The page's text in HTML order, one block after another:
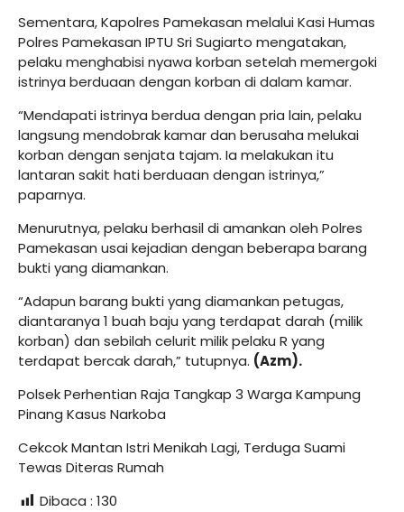
Sementara, Kapolres Pamekasan melalui Kasi Humas
Polres Pamekasan IPTU Sri Sugiarto mengatakan,
pelaku menghabisi nyawa korban setelah memergoki
istrinya berduaan dengan korban di dalam kamar.
“Mendapati istrinya berdua dengan pria lain, pelaku
langsung mendobrak kamar dan berusaha melukai
korban dengan senjata tajam. Ia melakukan itu
lantaran sakit hati berduaan dengan istrinya,”
paparnya.
Menurutnya, pelaku berhasil di amankan oleh Polres
Pamekasan usai kejadian dengan beberapa barang
bukti yang diamankan.
“Adapun barang bukti yang diamankan petugas,
diantaranya 1 buah baju yang terdapat darah (milik
korban) dan sebilah celurit milik pelaku R yang
terdapat bercak darah,” tutupnya. (Azm).
Polsek Perhentian Raja Tangkap 3 Warga Kampung
Pinang Kasus Narkoba
Cekcok Mantan Istri Menikah Lagi, Terduga Suami
Tewas Diteras Rumah
Dibaca : 130